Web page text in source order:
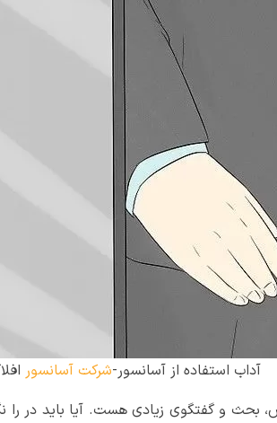
آداب استفاده از آسانسور-شرکت آسانسور
و گفتگوی زیادی هست. آیا باید در را